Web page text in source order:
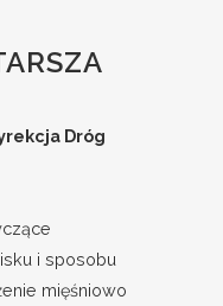
Dróg
i sposobu
mięśniowo